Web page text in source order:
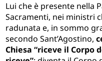
Lui che è presente nella
Sacramenti, nei ministri
radunata e, in sommo
secondo Sant’Agostino,
Chiesa “riceve il Corpo